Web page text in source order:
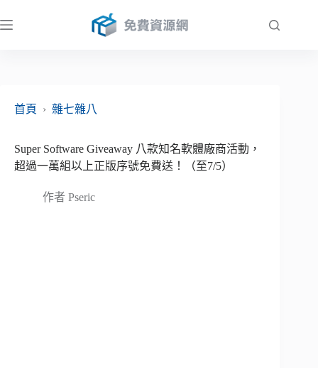
至
首頁
› 雜七雜八
Super Software Giveaway 八款知名軟體廠商活動，
超過一萬組以上正版序號免費送！（至7/5）
作者 Pseric